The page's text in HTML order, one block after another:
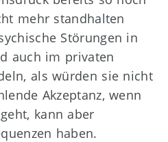
mehr standhalten
Störungen in
auch im privaten
als würden sie nicht
Akzeptanz, wenn
kann aber
haben.